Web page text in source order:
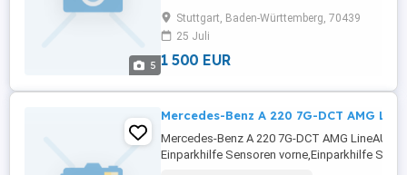
5
Rücksitzbank,Reserverad,Elektrische
Stuttgart, Baden-Württemberg, 70439
25 Juli
1 500 EUR
Mercedes-Benz A 220 7G-DCT AMG Line
Mercedes-Benz A 220 7G-DCT AMG
Einparkhilfe Sensoren vorne,Einparkhilfe